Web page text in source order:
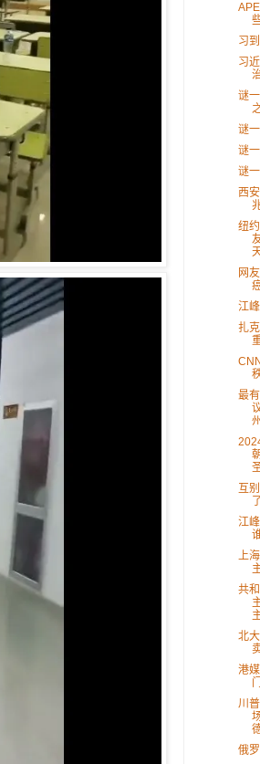
习
习
谜
谜
谜
谜
西
纽
网
江
扎
最
互
了
江
上
共
北
港
川
俄